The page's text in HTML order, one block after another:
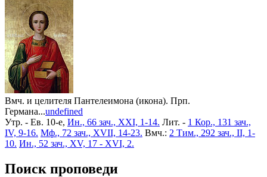
Вмч. и целителя Пантелеимона (икона). Прп.
Германа...undefined
Утр. - Ев. 10-е, Ин., 66 зач., XXI, 1-14. Лит. - 1 Кор., 131 зач.,
IV, 9-16. Мф., 72 зач., XVII, 14-23. Вмч.: 2 Тим., 292 зач., II, 1-
10. Ин., 52 зач., XV, 17 - XVI, 2.
Поиск проповеди